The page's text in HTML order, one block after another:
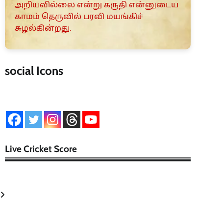
அறியவில்லை என்று கருதி என்னுடைய
காமம் தெருவில் பரவி மயங்கிச்
சுழல்கின்றது.
social Icons
Live Cricket Score